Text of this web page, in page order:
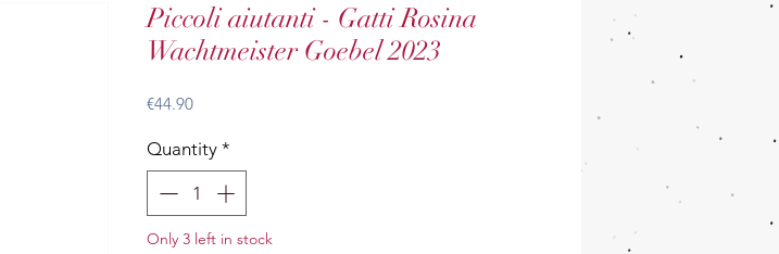
Piccoli aiutanti - Gatti Rosina
Wachtmeister Goebel 2023
€44.90Price
Quantity *
Only 3 left in stock